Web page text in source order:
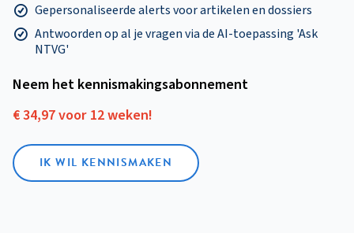
Gepersonaliseerde alerts voor artikelen en dossiers
Antwoorden op al je vragen via de AI-toepassing 'Ask
NTVG'
Neem het kennismakings­abonnement
€ 34,97 voor 12 weken!
IK WIL KENNISMAKEN